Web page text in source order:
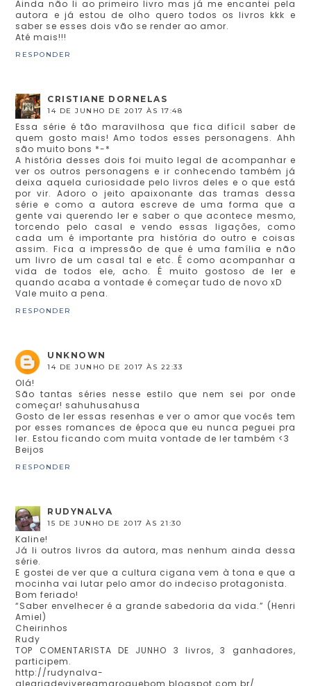
Ainda não li ao primeiro livro mas já me encantei pela
autora e já estou de olho quero todos os livros kkk e
saber se esses dois vão se render ao amor.
Até mais!!!
RESPONDER
CRISTIANE DORNELAS
14 DE JUNHO DE 2017 ÀS 17:48
Essa série é tão maravilhosa que fica difícil saber de
quem gosto mais! Amo todos esses personagens. Ahh
são muito bons *-*
A história desses dois foi muito legal de acompanhar e
ver os outros personagens e ir conhecendo também já
deixa aquela curiosidade pelo livros deles e o que está
por vir. Adoro o jeito apaixonante das tramas dessa
série e como a autora escreve de uma forma que a
gente vai querendo ler e saber o que acontece mesmo,
torcendo pelo casal e vendo essas ligações, como
cada um é importante pra história do outro e coisas
assim. Fica a impressão de que é uma família e não
um livro de um casal tal e etc. É como acompanhar a
vida de todos ele, acho. É muito gostoso de ler e
quando acaba a vontade é começar tudo de novo xD
Vale muito a pena.
RESPONDER
UNKNOWN
14 DE JUNHO DE 2017 ÀS 22:33
Olá!
São tantas séries nesse estilo que nem sei por onde
começar! sahuhusahusa
Gosto de ler essas resenhas e ver o amor que vocês tem
por esses romances de época que eu nunca peguei pra
ler. Estou ficando com muita vontade de ler também <3
Beijos
RESPONDER
RUDYNALVA
15 DE JUNHO DE 2017 ÀS 21:30
Kaline!
Já li outros livros da autora, mas nenhum ainda dessa
série.
E gostei de ver que a cultura cigana vem à tona e que a
mocinha vai lutar pelo amor do indeciso protagonista.
Bom feriado!
“Saber envelhecer é a grande sabedoria da vida.” (Henri
Amiel)
Cheirinhos
Rudy
TOP COMENTARISTA DE JUNHO 3 livros, 3 ganhadores,
participem.
http://rudynalva-